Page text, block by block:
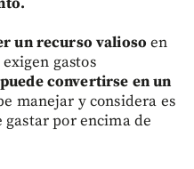
un recurso valioso en
gastos
puede convertirse en un
manejar y considera es
por encima de